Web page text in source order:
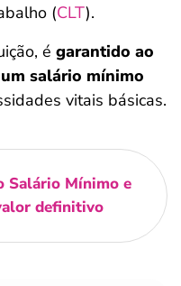
(CLT).
é garantido ao
salário mínimo
vitais básicas.
Salário Mínimo e
definitivo